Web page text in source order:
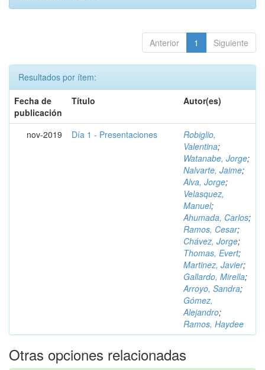
Anterior 1 Siguiente
Resultados por ítem:
Fecha de
publicación
Título Autor(es)
nov-2019 Día 1 - Presentaciones
Robiglio,
Valentina;
Watanabe, Jorge;
Nalvarte, Jaime;
Alva, Jorge;
Velasquez,
Manuel;
Ahumada, Carlos;
Ramos, Cesar;
Chávez, Jorge;
Thomas, Evert;
Martinez, Javier;
Gallardo, Mirella;
Arroyo, Sandra;
Gómez,
Alejandro;
Ramos, Haydee
Otras opciones relacionadas